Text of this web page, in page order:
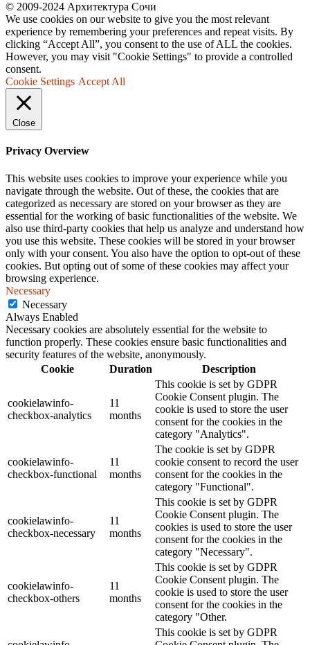
© 2009-2024 Архитектура Сочи
We use cookies on our website to give you the most relevant
experience by remembering your preferences and repeat visits. By
clicking “Accept All”, you consent to the use of ALL the cookies.
However, you may visit "Cookie Settings" to provide a controlled
consent.
Cookie Settings Accept All
Close
Privacy Overview
This website uses cookies to improve your experience while you
navigate through the website. Out of these, the cookies that are
categorized as necessary are stored on your browser as they are
essential for the working of basic functionalities of the website. We
also use third-party cookies that help us analyze and understand how
you use this website. These cookies will be stored in your browser
only with your consent. You also have the option to opt-out of these
cookies. But opting out of some of these cookies may affect your
browsing experience.
Necessary
Necessary
Always Enabled
Necessary cookies are absolutely essential for the website to
function properly. These cookies ensure basic functionalities and
security features of the website, anonymously.
Cookie
Duration Description
cookielawinfo-
checkbox-analytics
11
months
This cookie is set by GDPR
Cookie Consent plugin. The
cookie is used to store the user
consent for the cookies in the
category "Analytics".
cookielawinfo-
checkbox-functional
11
months
The cookie is set by GDPR
cookie consent to record the user
consent for the cookies in the
category "Functional".
cookielawinfo-
checkbox-necessary
11
months
This cookie is set by GDPR
Cookie Consent plugin. The
cookies is used to store the user
consent for the cookies in the
category "Necessary".
cookielawinfo-
checkbox-others
11
months
This cookie is set by GDPR
Cookie Consent plugin. The
cookie is used to store the user
consent for the cookies in the
category "Other.
This cookie is set by GDPR